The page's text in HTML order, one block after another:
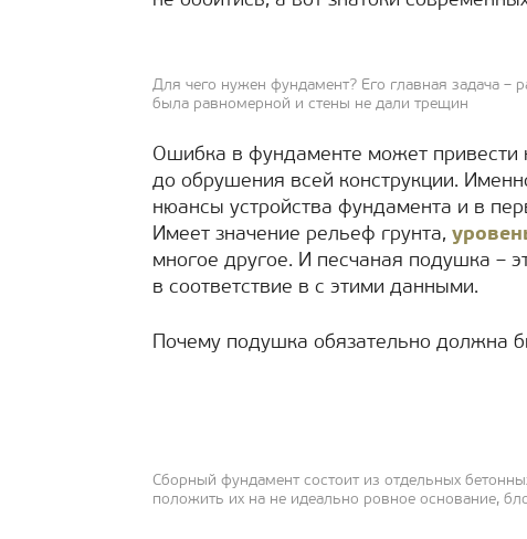
Для чего нужен фундамент? Его главная задача –
была равномерной и стены не дали трещин
Ошибка в фундаменте может привести
до обрушения всей конструкции.
нюансы устройства фундамента и в
Имеет значение рельеф грунта,
многое другое. И песчаная подушка –
в соответствие в с этими данными.
Почему подушка обязательно должна
Сборный фундамент состоит из отдельных
положить их на не идеально ровное основание,